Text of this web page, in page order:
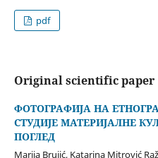
pdf
Original scientific paper
ФОТОГРАФИЈА НА
СТУДИЈЕ МАТЕРИЈАЛНЕ
ПОГЛЕД
Marija Brujić, Katarina Mitrović